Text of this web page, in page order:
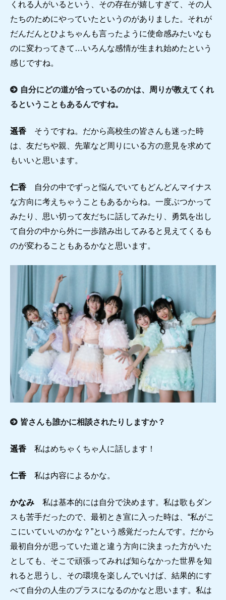
くれる人がいるという、その存在が嬉しすぎて、その人
たちのためにやっていたというのがありました。それが
だんだんとひよちゃんも言ったように使命感みたいなも
のに変わってきて…いろんな感情が生まれ始めたという
感じですね。
自分にどの道が合っているのかは、周りが教えてくれ
るということもあるんですね。
遥香 そうですね。だから高校生の皆さんも迷った時
は、友だちや親、先輩など周りにいる方の意見を求めて
もいいと思います。
仁香 自分の中でずっと悩んでいてもどんどんマイナス
な方向に考えちゃうこともあるからね。一度ぶつかって
みたり、思い切って友だちに話してみたり、勇気を出し
て自分の中から外に一歩踏み出してみると見えてくるも
のが変わることもあるかなと思います。
皆さんも誰かに相談されたりしますか？
遥香 私はめちゃくちゃ人に話します！
仁香 私は内容によるかな。
かなみ 私は基本的には自分で決めます。私は歌もダン
スも苦手だったので、最初とき宣に入った時は、“私がこ
こにいていいのかな？”という感覚だったんです。だから
最初自分が思っていた道と違う方向に決まった方がいた
としても、そこで頑張ってみれば知らなかった世界を知
れると思うし、その環境を楽しんでいけば、結果的にす
べて自分の人生のプラスになるのかなと思います。私は